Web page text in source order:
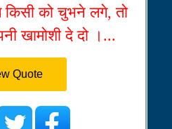
को चुभने लगे, तो
खामोशी दे दो ।...
Quote